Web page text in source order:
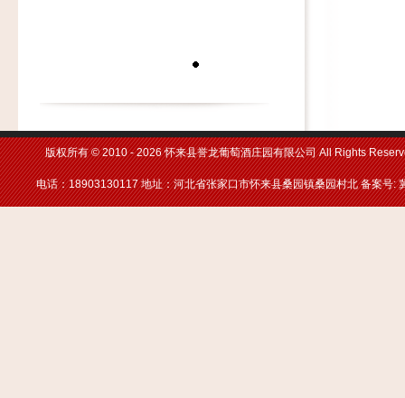
版权所有 © 2010 -2026 怀来县誉龙葡萄酒庄园有限公司 All Rights
电话：18903130117 地址：河北省张家口市怀来县桑园镇桑园村北 备案号: